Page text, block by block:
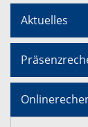
Aktuelles